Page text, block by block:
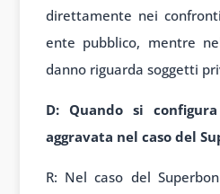
direttamente nei
ente pubblico, mentre
danno riguarda soggetti
D: Quando si
aggravata nel caso del
R: Nel caso del